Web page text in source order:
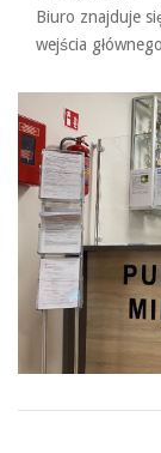
Biuro znajduje
wejścia